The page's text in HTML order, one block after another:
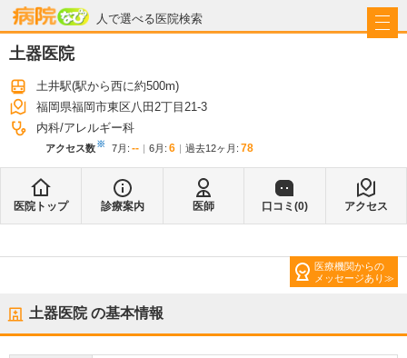
人で選べる医院検索
病院なび
土器医院
土井駅(駅から西に約500m)
福岡県福岡市東区八田2丁目21-3
内科 アレルギー科
アクセス数※ 7月 : -- 6月 : 6 過去12ヶ月: 78
医院トップ 診療案内 医師 口コミ(0) アクセス
医療機関からの
メッセージあり
土器医院の基本情報